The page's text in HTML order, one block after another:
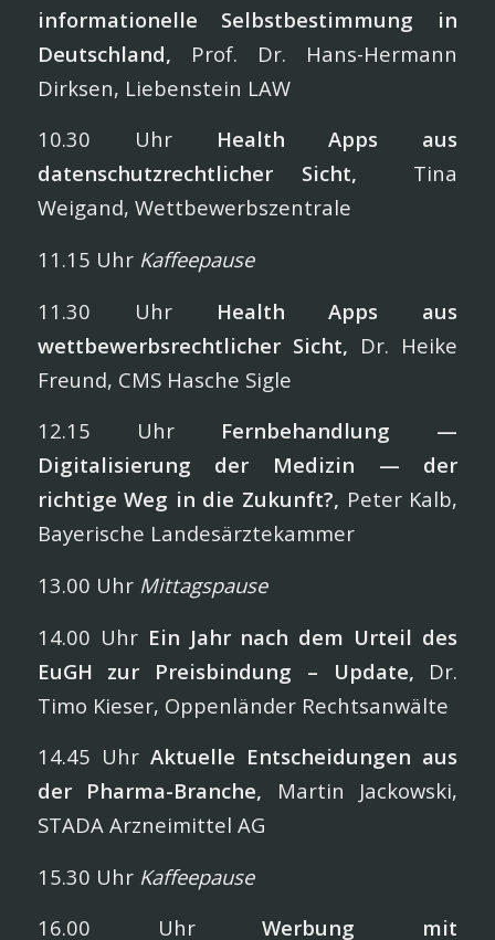
informationelle Selbstbestimmung in
Deutschland, Prof. Dr. Hans-Hermann
Dirksen, Liebenstein LAW
10.30 Uhr Health Apps aus
datenschutzrechtlicher Sicht, Tina
Weigand, Wettbewerbszentrale
11.15 Uhr Kaffeepause
11.30 Uhr Health Apps aus
wettbewerbsrechtlicher Sicht, Dr. Heike
Freund, CMS Hasche Sigle
12.15 Uhr Fernbehandlung —
Digitalisierung der Medizin — der
richtige Weg in die Zukunft?, Peter Kalb,
Bayerische Landesärztekammer
13.00 Uhr Mittagspause
14.00 Uhr Ein Jahr nach dem Urteil des
EuGH zur Preisbindung – Update, Dr.
Timo Kieser, Oppenländer Rechtsanwälte
14.45 Uhr Aktuelle Entscheidungen aus
der Pharma-Branche, Martin Jackowski,
STADA Arzneimittel AG
15.30 Uhr Kaffeepause
16.00 UhrWerbung mit